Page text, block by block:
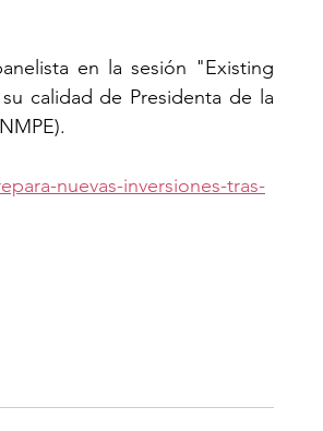
en la sesión "Existing
calidad de Presidenta de la
nuevas-inversiones-tras-